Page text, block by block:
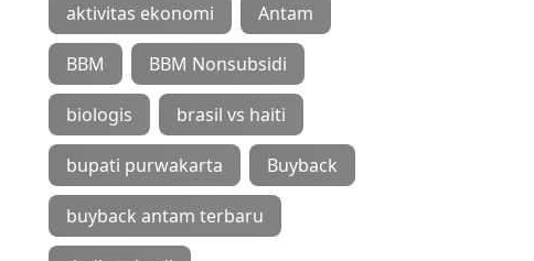
aktivitas ekonomi Antam
BBM BBM Nonsubsidi
biologis brasil vs haiti
bupati purwakarta Buyback
buyback antam terbaru